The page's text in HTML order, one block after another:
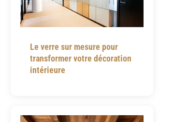
Le verre sur mesure pour
transformer votre décoration
intérieure